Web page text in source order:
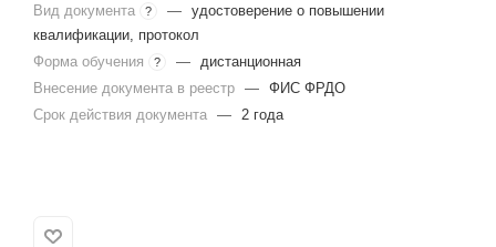
Вид документа ? — удостоверение о повышении
квалификации, протокол
Форма обучения
? —
дистанционная
Внесение документа в реестр — ФИС ФРДО
Срок действия документа — 2 года